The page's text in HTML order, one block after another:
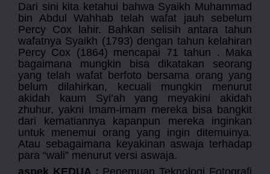
Dari sini kita ketahui bahwa Syaikh Muhammad
bin Abdul Wahhab telah wafat jauh sebelum
Percy Cox lahir. Bahkan selisih antara tahun
wafatnya Syaikh (1793) dengan tahun kelahiran
Percy Cox (1864) mencapai 71 tahun . Maka
bagaimana mungkin bisa dikatakan seorang
yang telah wafat berfoto bersama orang yang
belum dilahirkan, kecuali mungkin menurut
akidah kaum Syi’ah yang meyakini akidah
zhuhur, yakni Imam-imam mereka bisa bangkit
dari kematiannya kapanpun mereka inginkan
untuk menemui orang yang ingin ditemuinya.
Atau sebagaimana keyakinan aswaja terhadap
para “wali” menurut versi aswaja.
aspek KEDUA : Penemuan Teknologi Fotografi